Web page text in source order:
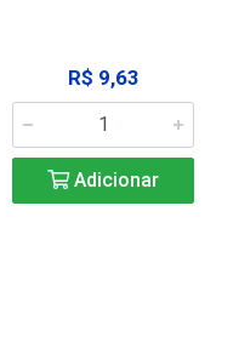
R$ 9,63
Adicionar